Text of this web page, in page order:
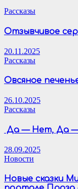
Рассказы
Отзывчивое
20.11.2025
Рассказы
Овсяное
26.10.2025
Рассказы
Да — Нет, Да
28.09.2025
Новости
Новые сказки